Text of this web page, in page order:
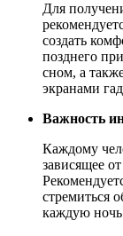
Для
создать
позднего
сном, а
экранами
Важность
Каждому
зависящее
стремиться
каждую